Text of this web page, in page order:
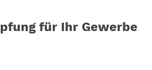
für Ihr Gewerbe